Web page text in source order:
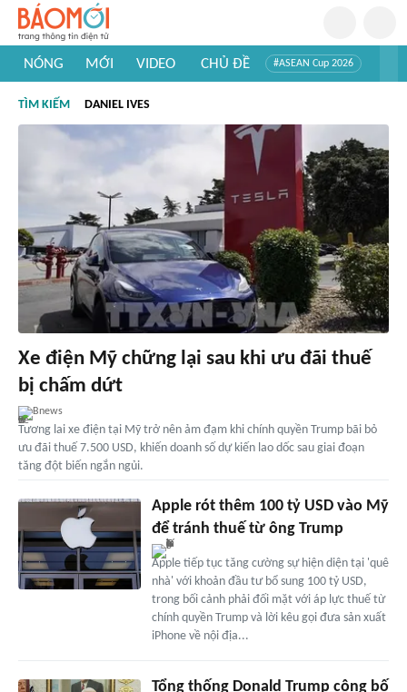
NÓNG MỚI VIDEO CHỦ ĐỀ #ASEAN Cup 2026
#Khám phá thế giới
TÌM KIẾM DANIEL IVES
Xe điện Mỹ chững lại sau khi ưu đãi thuế
bị chấm dứt
Bnews
Tương lai xe điện tại Mỹ trở nên ảm đạm khi chính quyền Trump bãi bỏ
ưu đãi thuế 7.500 USD, khiến doanh số dự kiến lao dốc sau giai đoạn
tăng đột biến ngắn ngủi.
Apple rót thêm 100 tỷ USD vào Mỹ
để tránh thuế từ ông Trump
Apple tiếp tục tăng cường sự hiện diện tại 'quê
nhà' với khoản đầu tư bổ sung 100 tỷ USD,
trong bối cảnh phải đối mặt với áp lực thuế từ
chính quyền Trump và lời kêu gọi đưa sản xuất
iPhone về nội địa...
Tổng thống Donald Trump công bố